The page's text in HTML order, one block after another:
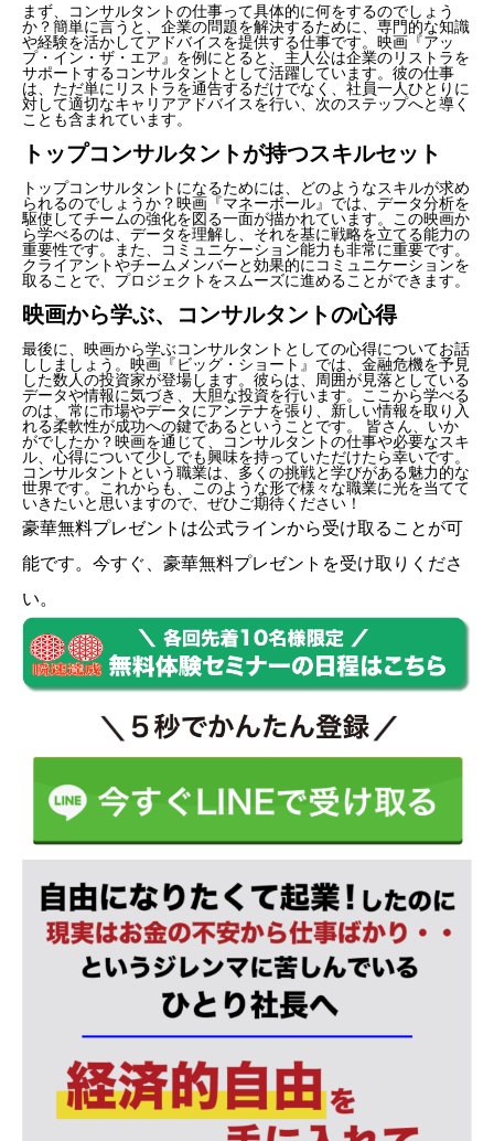
まず、コンサルタントの仕事って具体的に何をするのでしょう
か？簡単に言うと、企業の問題を解決するために、専門的な知識
や経験を活かしてアドバイスを提供する仕事です。映画『アッ
プ・イン・ザ・エア』を例にとると、主人公は企業のリストラを
サポートするコンサルタントとして活躍しています。彼の仕事
は、ただ単にリストラを通告するだけでなく、社員一人ひとりに
対して適切なキャリアアドバイスを行い、次のステップへと導く
ことも含まれています。
トップコンサルタントが持つスキルセット
トップコンサルタントになるためには、どのようなスキルが求め
られるのでしょうか？映画『マネーボール』では、データ分析を
駆使してチームの強化を図る一面が描かれています。この映画か
ら学べるのは、データを理解し、それを基に戦略を立てる能力の
重要性です。また、コミュニケーション能力も非常に重要です。
クライアントやチームメンバーと効果的にコミュニケーションを
取ることで、プロジェクトをスムーズに進めることができます。
映画から学ぶ、コンサルタントの心得
最後に、映画から学ぶコンサルタントとしての心得についてお話
ししましょう。映画『ビッグ・ショート』では、金融危機を予見
した数人の投資家が登場します。彼らは、周囲が見落としている
データや情報に気づき、大胆な投資を行います。ここから学べる
のは、常に市場やデータにアンテナを張り、新しい情報を取り入
れる柔軟性が成功への鍵であるということです。 皆さん、いか
がでしたか？映画を通じて、コンサルタントの仕事や必要なスキ
ル、心得について少しでも興味を持っていただけたら幸いです。
コンサルタントという職業は、多くの挑戦と学びがある魅力的な
世界です。これからも、このような形で様々な職業に光を当てて
いきたいと思いますので、ぜひご期待ください！
豪華無料プレゼントは公式ラインから受け取ることが可
能です。今すぐ、豪華無料プレゼントを受け取りくださ
い。